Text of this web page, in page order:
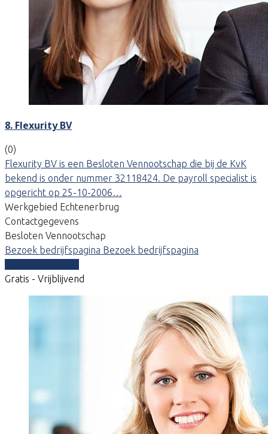
8. Flexurity BV
(0)
Flexurity BV is een Besloten Vennootschap die bij de KvK
bekend is onder nummer 32118424. De payroll specialist is
opgericht op 25-10-2006…
Werkgebied Echtenerbrug
Contactgegevens
Besloten Vennootschap
Bezoek bedrijfspagina Bezoek bedrijfspagina
Gratis - Vrijblijvend